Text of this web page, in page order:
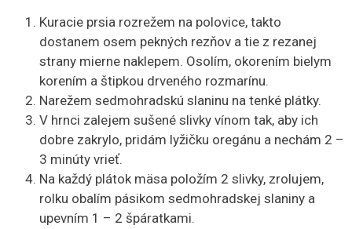
Kuracie prsia rozrežem na polovice, takto
dostanem osem pekných rezňov a tie z rezanej
strany mierne naklepem. Osolím, okorením bielym
korením a štipkou drveného rozmarínu.
Narežem sedmohradskú slaninu na tenké plátky.
V hrnci zalejem sušené slivky vínom tak, aby ich
dobre zakrylo, pridám lyžičku oregánu a nechám 2 –
3 minúty vrieť.
Na každý plátok mäsa položím 2 slivky, zrolujem,
rolku obalím pásikom sedmohradskej slaniny a
upevním 1 – 2 špáratkami.